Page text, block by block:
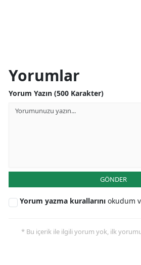
Yorumlar
Yorum Yazın (500 Karakter)
GÖNDER
Yorum yazma kurallarını okudum
* Bu içerik ile ilgili yorum yok, ilk yorumu